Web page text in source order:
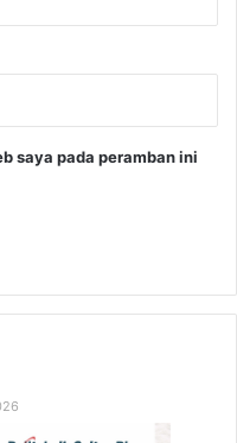
saya pada peramban ini